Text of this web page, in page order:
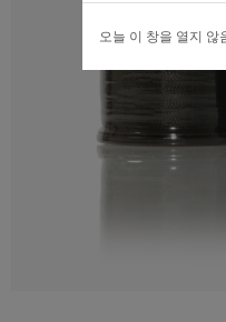
오늘 이 창을 열지 않